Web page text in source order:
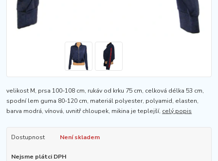
velikost M, prsa 100-108 cm, rukáv od krku 75 cm, celková délka 53 cm,
spodní lem guma 80-120 cm, materiál polyester, polyamid, elasten,
barva modrá, vínová, uvnitř chloupek, mikina je teplejší, celý popis
Dostupnost Není skladem
Nejsme plátci DPH